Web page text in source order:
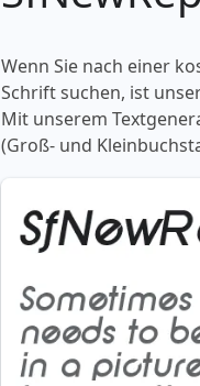
Wenn Sie nach einer
Schrift suchen, ist
Mit unserem
(Groß- und